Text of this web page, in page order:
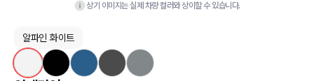
상기 이미지는 실제 차량 컬러와 상이할 수 있습니다.
알파인 화이트